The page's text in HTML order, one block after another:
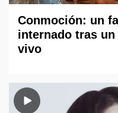
Conmoción: un
internado tras
vivo